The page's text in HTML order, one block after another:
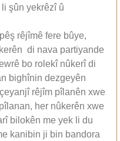
şûn yekrêzî û
rêjîmê fere bûye,
di nava partiyande
bo rolekî nûkerî di
bighînin dezgeyên
rêjîm pîlanên xwe
her nûkerên xwe
bilokên me yek li du
kanibin ji bin bandora